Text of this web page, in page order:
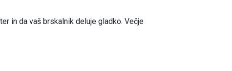
in da vaš brskalnik deluje gladko. Večje